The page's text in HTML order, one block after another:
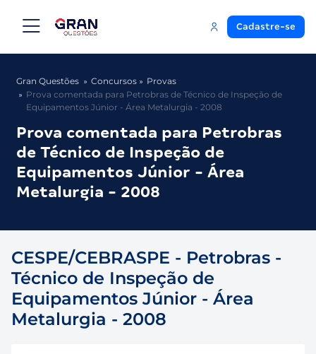
Cadastre-se
Gran Questões Concursos
Provas
Prova comentada para Petrobras de Técnico de Inspeção de
Equipamentos Júnior - Área Metalurgia - 2008
Prova comentada para Petrobras
de Técnico de Inspeção de
Equipamentos Júnior - Área
Metalurgia - 2008
CESPE/CEBRASPE - Petrobras -
Técnico de Inspeção de
Equipamentos Júnior - Área
Metalurgia - 2008